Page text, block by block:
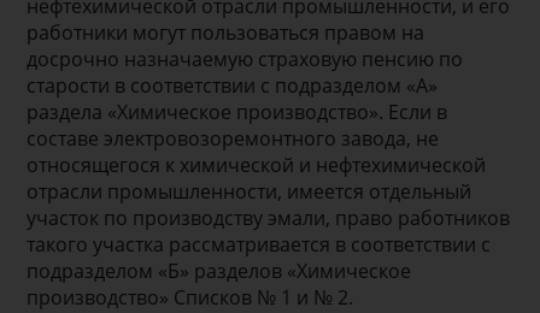
нефтехимической отрасли промышленности, и его
работники могут пользоваться правом на
досрочно назначаемую страховую пенсию по
старости в соответствии с подразделом «А»
раздела «Химическое производство». Если в
составе электровозоремонтного завода, не
относящегося к химической и нефтехимической
отрасли промышленности, имеется отдельный
участок по производству эмали, право работников
такого участка рассматривается в соответствии с
подразделом «Б» разделов «Химическое
производство» Списков № 1 и № 2.